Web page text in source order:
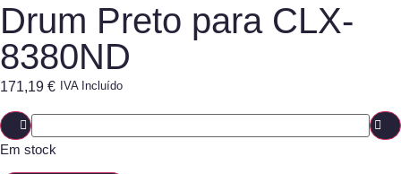
Drum Preto para CLX-
8380ND
171,19 € IVA Incluído
Em stock